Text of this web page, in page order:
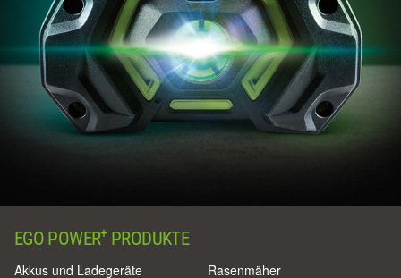
EGO POWER+PRODUKTE
Akkus und Ladegeräte
Rasenmäher